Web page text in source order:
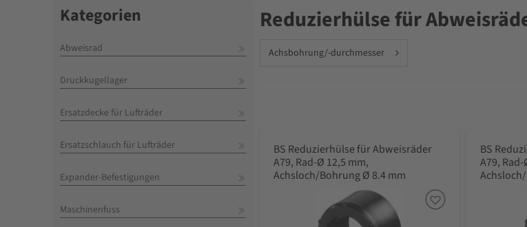
Kategorien
Abweisrad
Druckkugellager
Ersatzdecke für Lufträder
Ersatzschlauch für Lufträder
Expander-Befestigungen
Maschinenfuss
Reduzierhülse für
Achsbohrung/-durchmesser
BS Reduzierhülse für Abweisräder
A79, Rad-Ø 12,5 mm,
Achsloch/Bohrung Ø 8.4 mm
BS
A79,